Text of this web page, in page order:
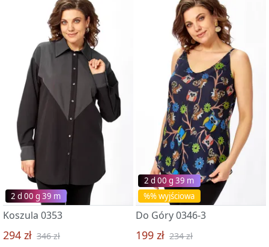
2 d 00 g 39 m
Koszula 0353
294 zł 346 zł
%% wyjściowa
2 d 00 g 39 m
Do Góry 0346-3
199 zł 234 zł